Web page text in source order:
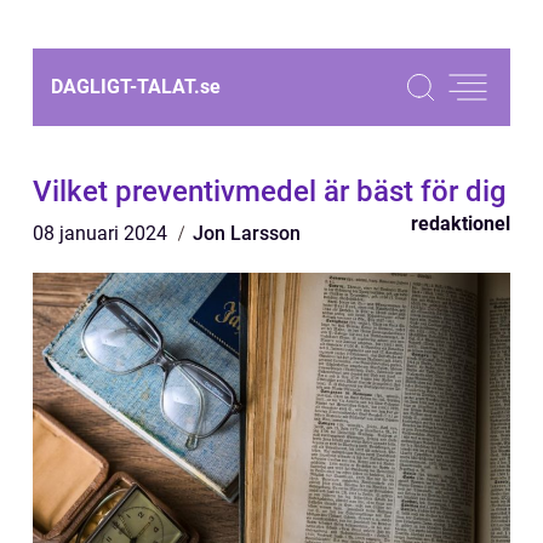
DAGLIGT-TALAT.se
Vilket preventivmedel är bäst för dig
08 januari 2024 Jon Larsson redaktionel